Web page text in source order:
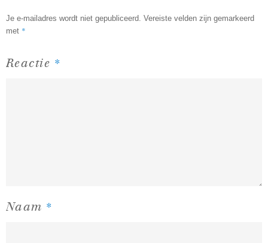
Je e-mailadres wordt niet gepubliceerd. Vereiste velden zijn gemarkeerd
met *
Reactie *
Naam *